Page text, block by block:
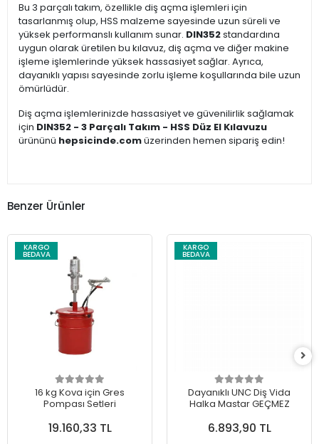
Bu 3 parçalı takım, özellikle diş açma işlemleri için
tasarlanmış olup, HSS malzeme sayesinde uzun süreli ve
yüksek performanslı kullanım sunar. DIN352standardına
uygun olarak üretilen bu kılavuz, diş açma ve diğer makine
işleme işlemlerinde yüksek hassasiyet sağlar. Ayrıca,
dayanıklı yapısı sayesinde zorlu işleme koşullarında bile uzun
ömürlüdür.
Diş açma işlemlerinizde hassasiyet ve güvenilirlik sağlamak
için DIN352 - 3 Parçalı Takım - HSS Düz El Kılavuzu
ürününü hepsicinde.comüzerinden hemen sipariş edin!
Benzer Ürünler
KARGO
BEDAVA
16 kg Kova için Gres
Pompası Setleri
19.160,33 TL
KARGO
BEDAVA
Dayanıklı UNC Diş Vida
Halka Mastar GEÇMEZ
6.893,90 TL